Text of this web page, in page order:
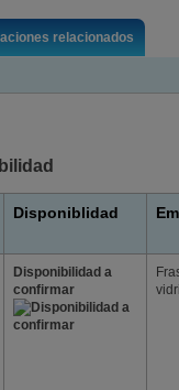
relacionados
Disponiblidad
Disponibilidad a
confirmar